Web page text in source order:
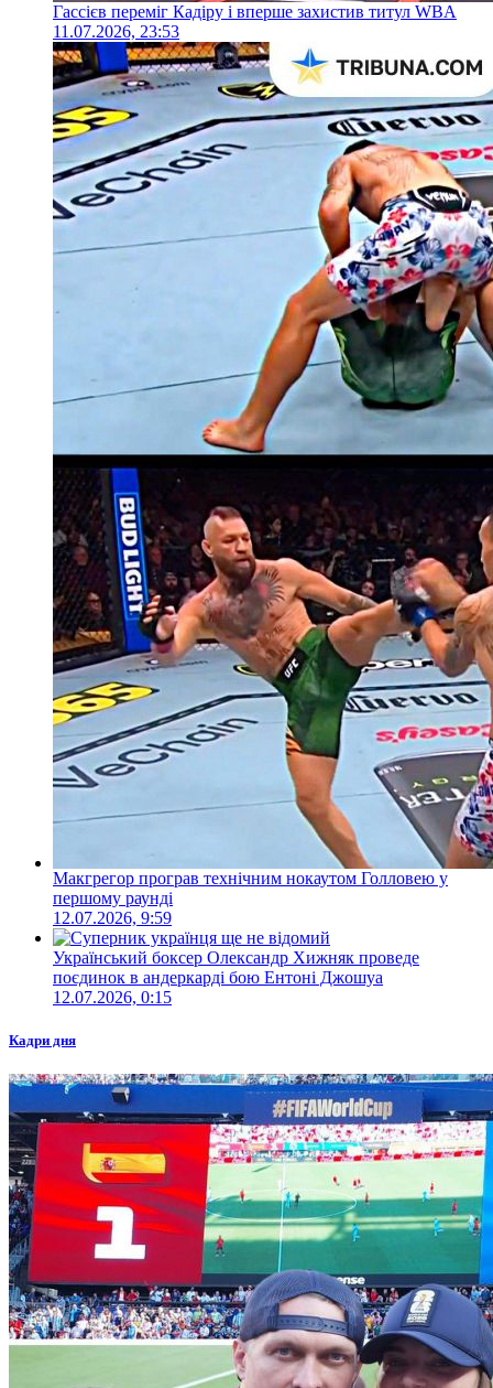
Гассієв переміг Кадіру і вперше захистив титул WBA
11.07.2026, 23:53
Макгрегор програв технічним нокаутом Голловею у
першому раунді
12.07.2026, 9:59
Український боксер Олександр Хижняк проведе
поєдинок в андеркарді бою Ентоні Джошуа
12.07.2026, 0:15
Кадри дня